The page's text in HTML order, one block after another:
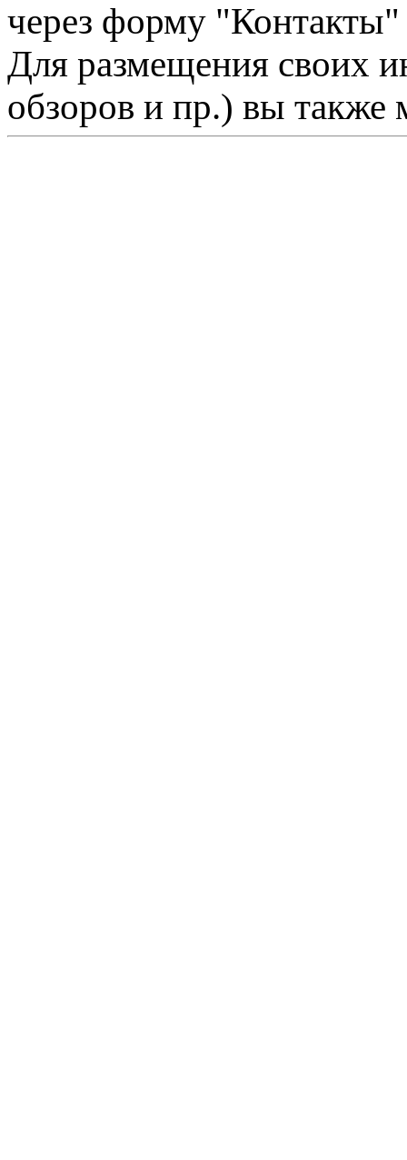
через форму "Контакты"
Для размещения своих
обзоров и пр.) вы также